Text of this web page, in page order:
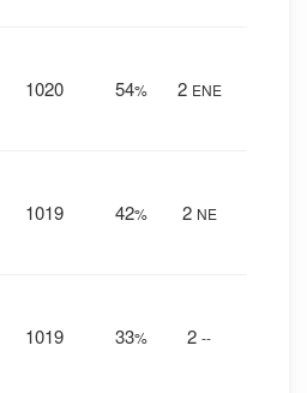
1020 54% 2 ENE
1019 42% 2 NE
1019 33% 2 --